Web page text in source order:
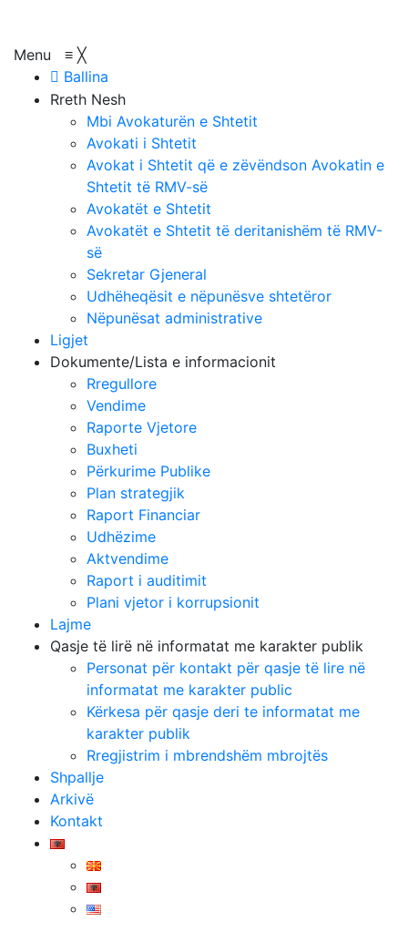
Menu ≡ ╳
Ballina
Rreth Nesh
Mbi Avokaturën e Shtetit
Avokati i Shtetit
Avokat i Shtetit që e zëvëndson Avokatin e
Shtetit të RMV-së
Avokatët e Shtetit
Avokatët e Shtetit të deritanishëm të RMV-
së
Sekretar Gjeneral
Udhëheqësit e nëpunësve shtetëror
Nëpunësat administrative
Ligjet
Dokumente/Lista e informacionit
Rregullore
Vendime
Raporte Vjetore
Buxheti
Përkurime Publike
Plan strategjik
Raport Financiar
Udhëzime
Aktvendime
Raport i auditimit
Plani vjetor i korrupsionit
Lajme
Qasje të lirë në informatat me karakter publik
Personat për kontakt për qasje të lire në
informatat me karakter public
Kërkesa për qasje deri te informatat me
karakter publik
Rregjistrim i mbrendshëm mbrojtës
Shpallje
Arkivë
Kontakt